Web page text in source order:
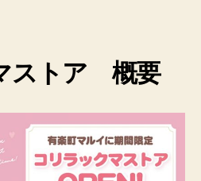
ストア 概要